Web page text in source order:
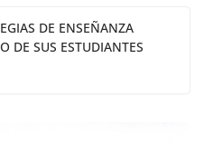
DE ENSEÑANZA
DE SUS ESTUDIANTES